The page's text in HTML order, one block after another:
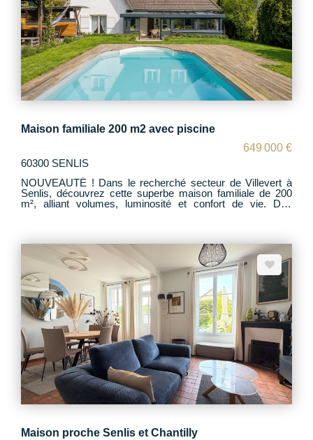
Maison familiale 200 m2 avec piscine
649 000 €
60300 SENLIS
NOUVEAUTÉ ! Dans le recherché secteur de Villevert à
Senlis, découvrez cette superbe maison familiale de 200
m², alliant volumes, luminosité et confort de vie. Dès
entièrement équipée, avec accès direct au jardin. Le rez-
de-chaussée offre une vraie vie de plain-pied avec 2
chambres et une salle de bains. À l'étage, vous trouverez 4
chambres supplémentaires ainsi qu'une seconde salle de
bains, idéale pour une grande famille. À l'extérieur, profitez
d'un magnifique jardin clos et arboré, avec : - Piscine -
Espace salon de jardin convivial Un sous-sol total complète
ce bien, offrant de nombreuses possibilités (rangements,
salle de jeux, atelier?). Un bien rare sur le secteur, idéal
pour une grande famille ? À visiter sans tarder !
Maison proche Senlis et Chantilly